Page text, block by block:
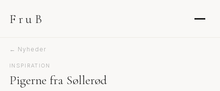
FruB
← Nyheder
INSPIRATION
Pigerne fra Søllerød